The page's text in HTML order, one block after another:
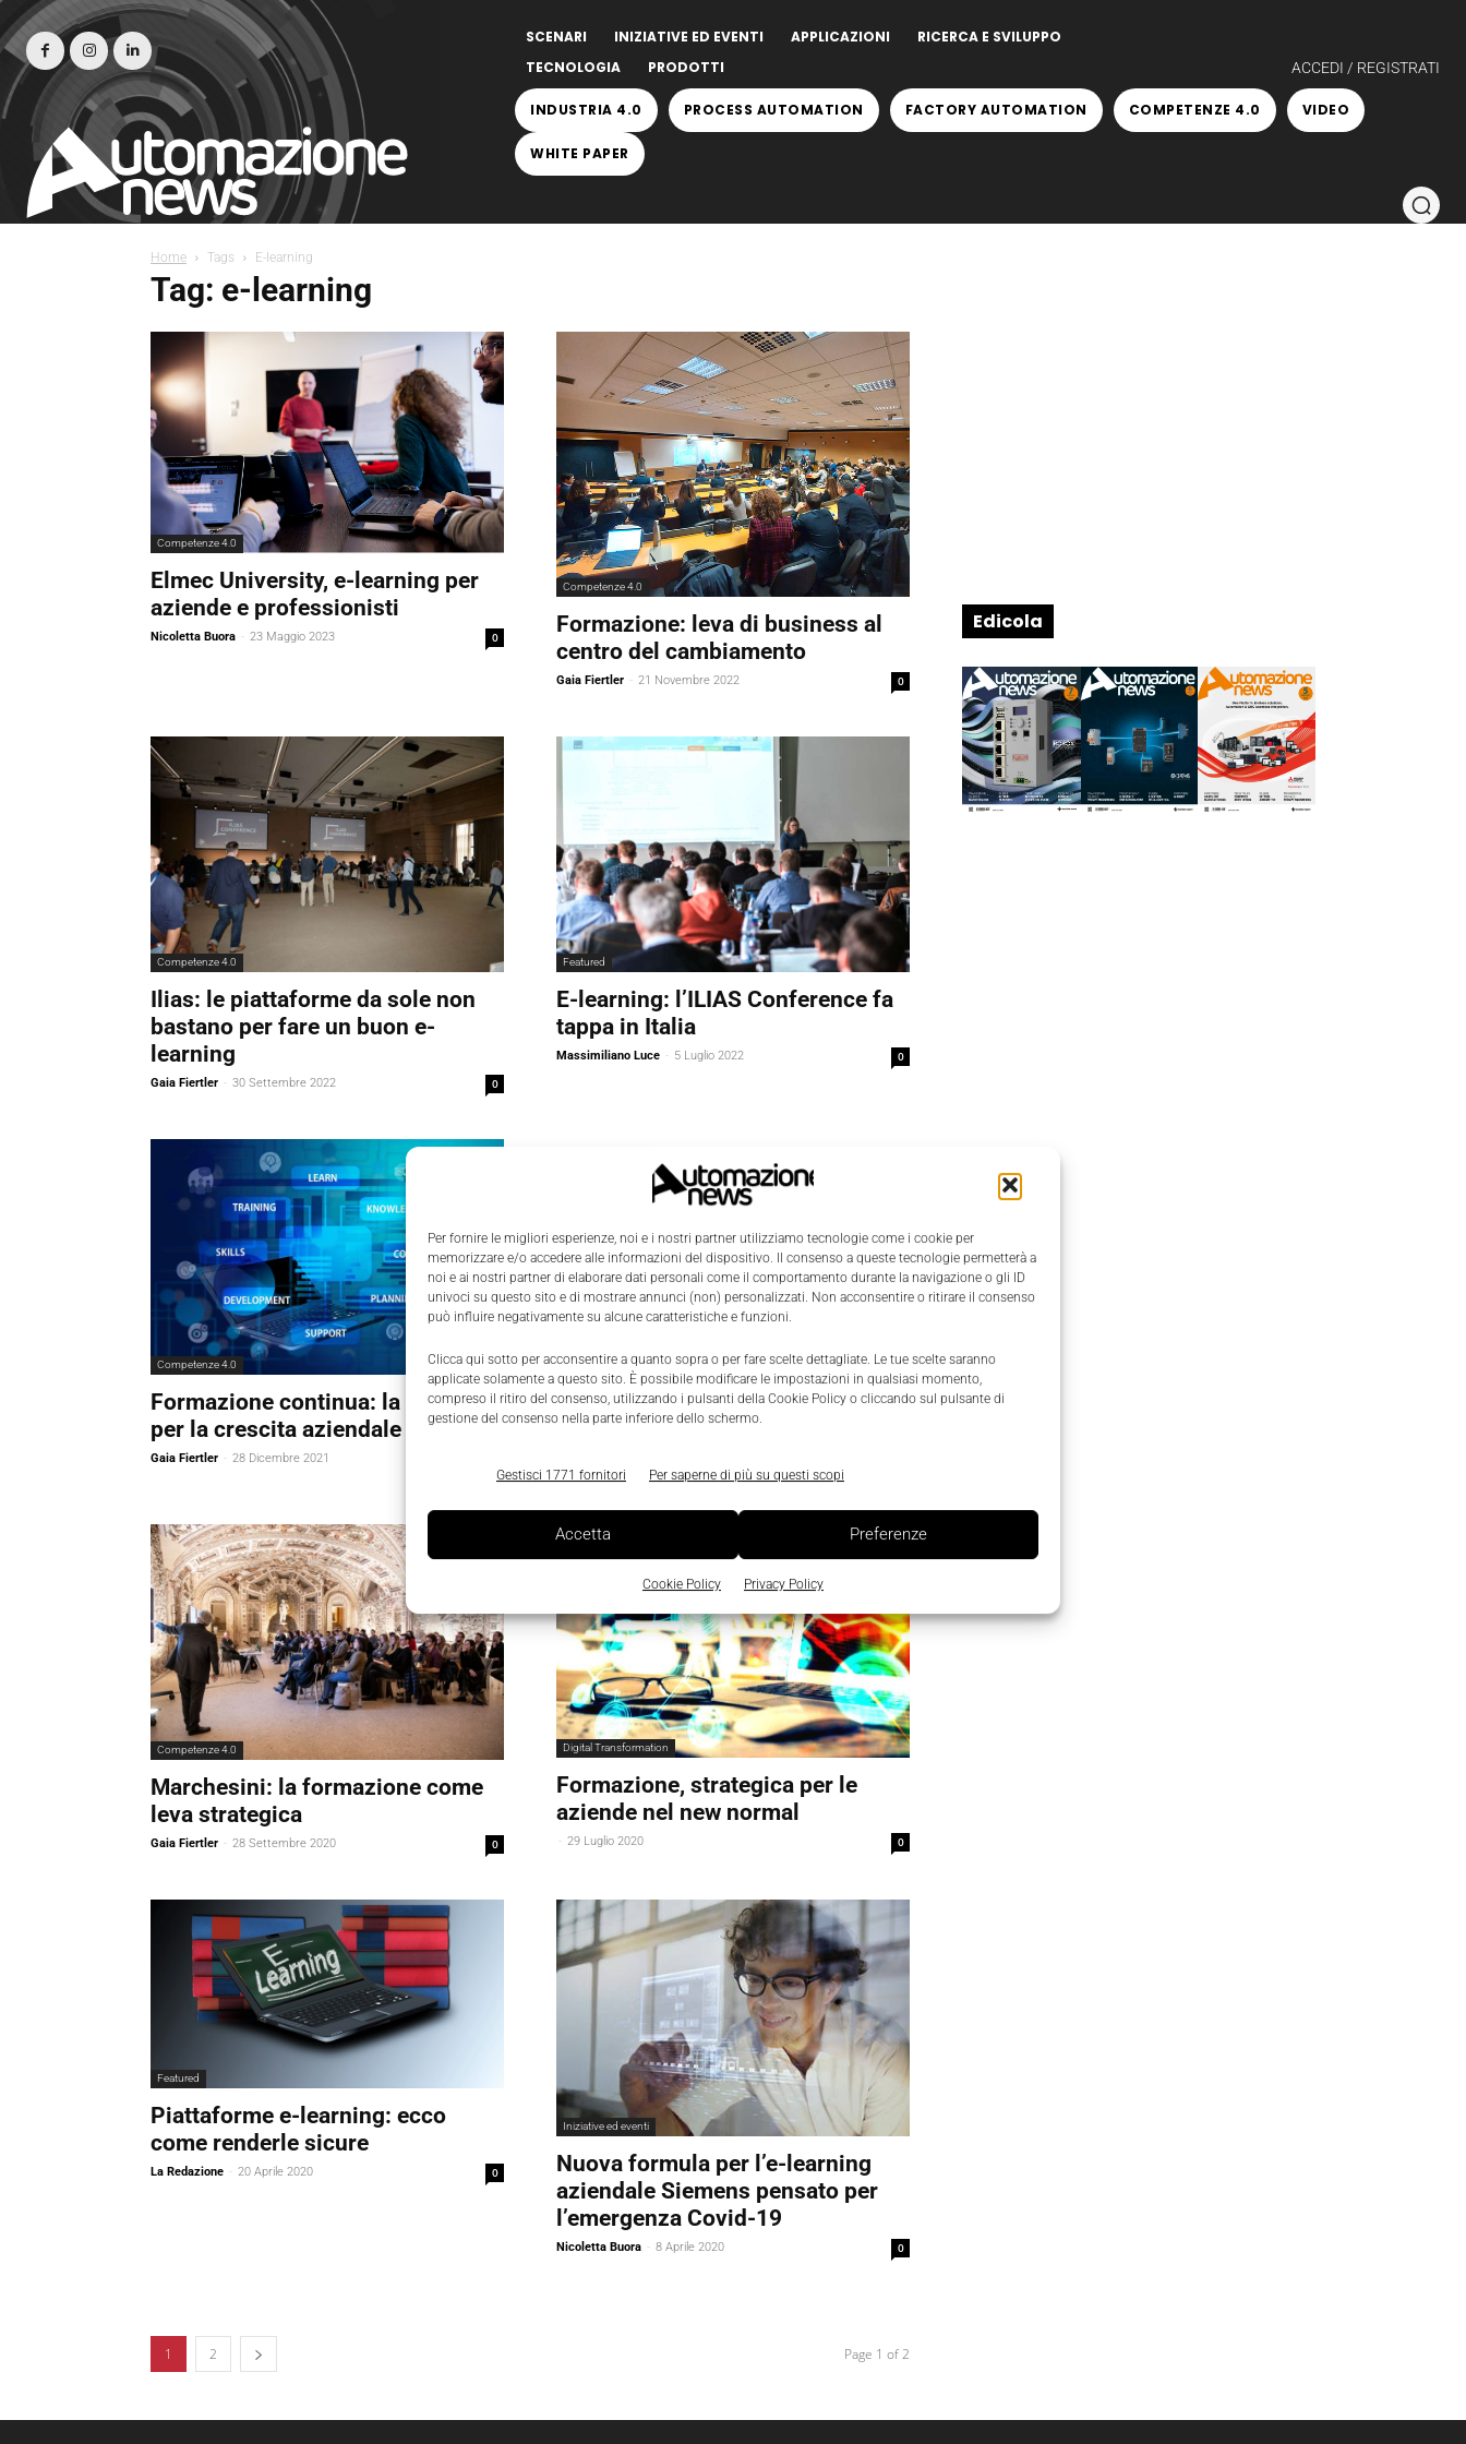
Per fornire le migliori esperienze, noi e i nostri partner utilizziamo tecnologie come i cookie per
memorizzare e/o accedere alle informazioni del dispositivo. Il consenso a queste tecnologie permetterà a
noi e ai nostri partner di elaborare dati personali come il comportamento durante la navigazione o gli ID
univoci su questo sito e di mostrare annunci (non) personalizzati. Non acconsentire o ritirare il consenso
può influire negativamente su alcune caratteristiche e funzioni.
Clicca qui sotto per acconsentire a quanto sopra o per fare scelte dettagliate. Le tue scelte saranno
applicate solamente a questo sito. È possibile modificare le impostazioni in qualsiasi momento,
compreso il ritiro del consenso, utilizzando i pulsanti della Cookie Policy o cliccando sul pulsante di
gestione del consenso nella parte inferiore dello schermo.
Gestisci 1771 fornitori Per saperne di più su questi scopi
Accetta Preferenze
Cookie Policy Privacy Policy
SCENARI INIZIATIVE ED EVENTI APPLICAZIONI
RICERCA E SVILUPPO
TECNOLOGIA
PRODOTTI ACCEDI / REGISTRATI
INDUSTRIA 4.0 PROCESS AUTOMATION FACTORY AUTOMATION COMPETENZE 4.0 VIDEO
WHITE PAPER
Home Tags E-learning
Tag: e-learning
Competenze 4.0
Elmec University, e-learning per
aziende e professionisti
Nicoletta Buora - 23 Maggio 2023 0
Competenze 4.0
Formazione: leva di business al
centro del cambiamento
Gaia Fiertler - 21 Novembre 2022 0
Competenze 4.0
Ilias: le piattaforme da sole non
bastano per fare un buon e-
learning
Gaia Fiertler - 30 Settembre 2022 0
Featured
E-learning: l’ILIAS Conference fa
tappa in Italia
Massimiliano Luce - 5 Luglio 2022 0
Competenze 4.0
Formazione continua: la leva HR
per la crescita aziendale
Gaia Fiertler - 28 Dicembre 2021
Ripensare la formazione in chiave
blended: alcuni consigli e
Gaia Fiertler 30 Ottobre 2020
Competenze 4.0
Marchesini: la formazione come
leva strategica
Gaia Fiertler - 28 Settembre 2020 0
Digital Transformation
Formazione, strategica per le
aziende nel new normal
- 29 Luglio 2020 0
Featured
Piattaforme e-learning: ecco
come renderle sicure
La Redazione - 20 Aprile 2020 0
Iniziative ed eventi
Nuova formula per l’e-learning
aziendale Siemens pensato per
l’emergenza Covid-19
Nicoletta Buora - 8 Aprile 2020 0
1 2 Page 1 of 2
Edicola